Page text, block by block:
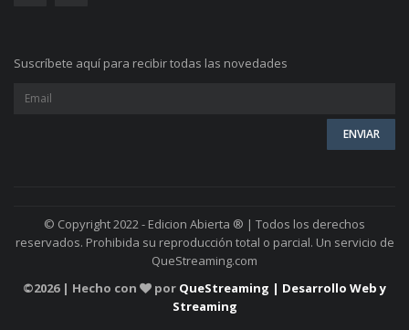
Suscríbete aquí para recibir todas las novedades
© Copyright 2022 - Edicion Abierta ® | Todos los derechos
reservados. Prohibida su reproducción total o parcial. Un servicio de
QueStreaming.com
©2026 | Hecho con por QueStreaming | Desarrollo Web y
Streaming